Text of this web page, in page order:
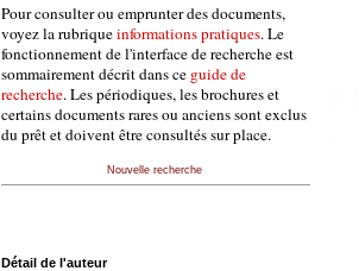
Pour consulter ou emprunter des documents,
voyez la rubriqueinformations pratiques. Le
fonctionnement de l'interface de recherche est
sommairement décrit dans ce guide de
recherche. Les périodiques, les brochures et
certains documents rares ou anciens sont exclus
du prêt et doivent être consultés sur place.
Nouvelle recherche
Détail de l'auteur